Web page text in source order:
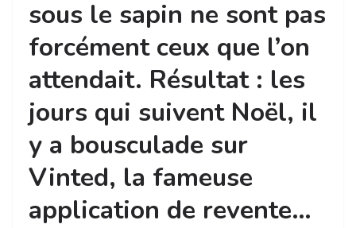
sous le sapin ne sont pas
forcément ceux que l’on
attendait. Résultat : les
jours qui suivent Noël, il
y a bousculade sur
Vinted, la fameuse
application de revente…